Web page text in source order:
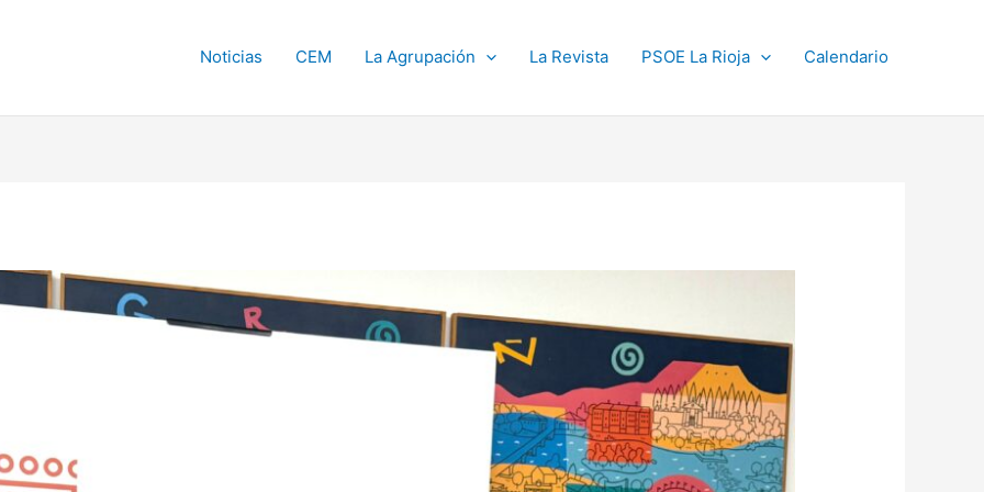
Noticias CEM La Agrupación La Revista PSOE La Rioja Calendario